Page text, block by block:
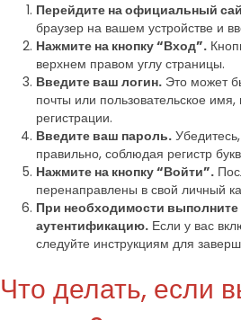
Перейдите на официальный
браузер на вашем устройстве и
Нажмите на кнопку “Вход”.
верхнем правом углу страницы.
Введите ваш логин. Это может
почты или пользовательское
регистрации.
Введите ваш пароль.
правильно, соблюдая регистр
Нажмите на кнопку “Войти”.
перенаправлены в свой личный
При необходимости
аутентификацию. Если у вас
следуйте инструкциям для
Что делать, если